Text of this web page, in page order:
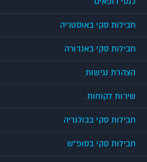
חבילות סקי באוסטריה
חבילות סקי באנדורה
הצהרת נגישות
שירות לקוחות
חבילות סקי בבולגריה
חבילות סקי בסופ"ש